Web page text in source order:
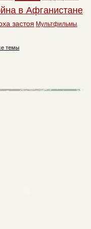
в Афганистане
застоя Мультфильмы
темы